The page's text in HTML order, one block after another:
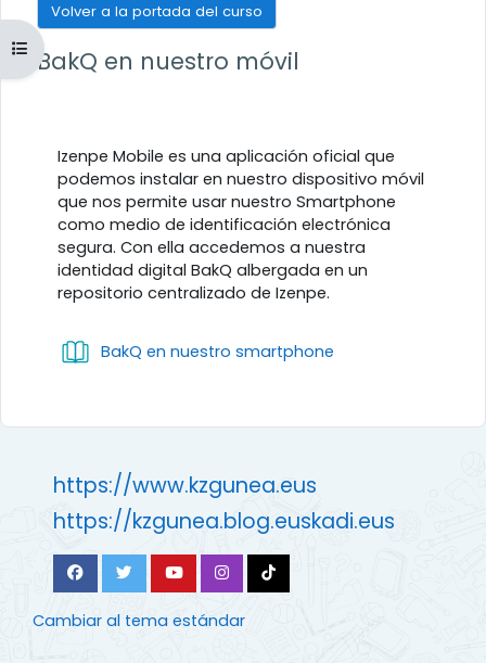
Abrir índice del curso
Volver a la portada del curso
BakQ en nuestro móvil
Izenpe Mobile es una aplicación oficial que
podemos instalar en nuestro dispositivo móvil
que nos permite usar nuestro Smartphone
como medio de identificación electrónica
segura. Con ella accedemos a nuestra
identidad digital BakQ albergada en un
repositorio centralizado de Izenpe.
BakQ en nuestro smartphone
https://www.kzgunea.eus
https://kzgunea.blog.euskadi.eus
Cambiar al tema estándar